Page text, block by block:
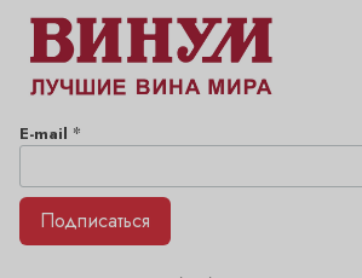
E-mail *
Подписаться